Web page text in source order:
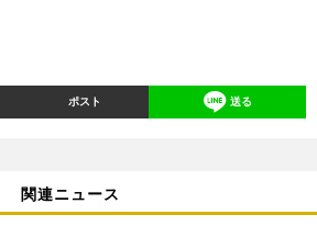
ポスト 送る
関連ニュース